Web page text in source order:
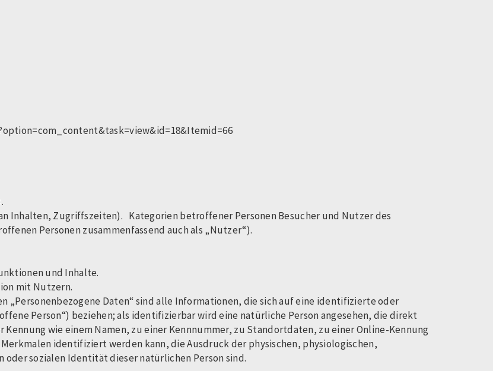
Inhalten, Zugriffszeiten). Kategorien betroffener Personen Besucher und Nutzer des
Personen zusammenfassend auch als „Nutzer“).
und Inhalte.
mit Nutzern.
Daten“ sind alle Informationen, die sich auf eine identifizierte oder
Person“) beziehen; als identifizierbar wird eine natürliche Person angesehen, die direkt
wie einem Namen, zu einer Kennnummer, zu Standortdaten, zu einer Online-Kennung
identifiziert werden kann, die Ausdruck der physischen, physiologischen,
sozialen Identität dieser natürlichen Person sind.